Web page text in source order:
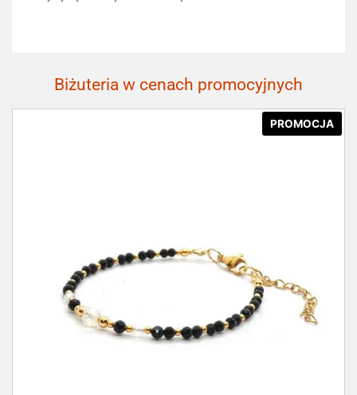
Biżuteria w cenach promocyjnych
PROMOCJA